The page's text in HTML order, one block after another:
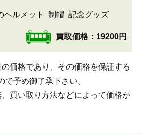
ヘルメット 制帽 記念グッズ
買取価格 19200円
価格であり、その価格を保証する
で予め御了承下さい。
買い取り方法などによって価格が